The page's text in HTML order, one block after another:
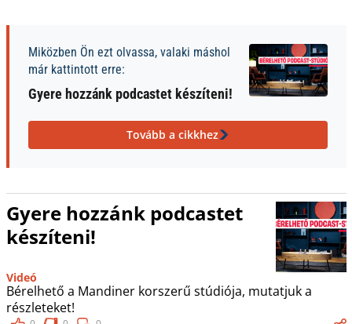
Miközben Ön ezt olvassa, valaki máshol
már kattintott erre:
Gyere hozzánk podcastet készíteni!
Tovább a cikkhez
Gyere hozzánk podcastet
készíteni!
Videó
Bérelhető a Mandiner korszerű stúdiója, mutatjuk a
részleteket!